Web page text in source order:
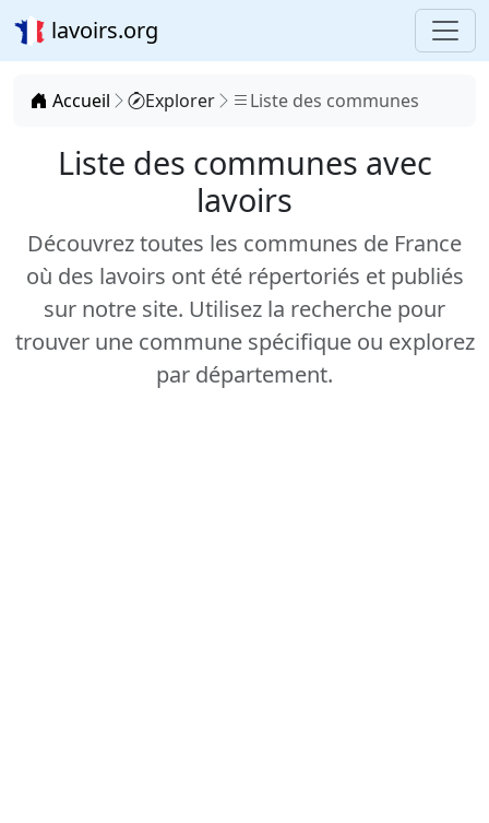
lavoirs.org
Accueil Explorer Liste des communes
Liste des communes avec
lavoirs
Découvrez toutes les communes de France
où des lavoirs ont été répertoriés et publiés
sur notre site. Utilisez la recherche pour
trouver une commune spécifique ou explorez
par département.